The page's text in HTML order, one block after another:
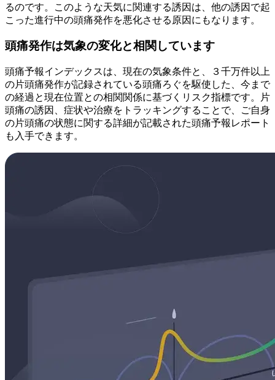
るのです。このような天気に関連する誘因は、他の誘因で起
こった進行中の頭痛発作を悪化させる原因にもなります。
頭痛発作は気象の変化と相関しています
頭痛予報インデックスは、現在の気象条件と、３千万件以上
の片頭痛発作が記録されている頭痛ろぐを駆使した、今まで
の経過と現在位置との相関関係に基づくリスク指標です。片
頭痛の誘因、症状や治療をトラッキングすることで、ご自身
の片頭痛の状態に関する詳細が記載された頭痛予報レポート
も入手できます。